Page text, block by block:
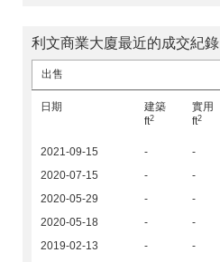
利文商業大廈最近的成交紀錄
出售
日期
建築
ft2
實用
ft2
2021-09-15 - -
2020-07-15
- -
2020-05-29
- -
2020-05-18
- -
2019-02-13
- -